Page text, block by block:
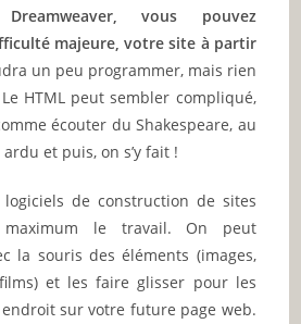
vous pouvez
majeure, votre site à partir
un peu programmer, mais rien
HTML peut sembler compliqué,
écouter du Shakespeare, au
et puis, on s’y fait !
de construction de sites
le travail. On peut
la souris des éléments (images,
et les faire glisser pour les
sur votre future page web.